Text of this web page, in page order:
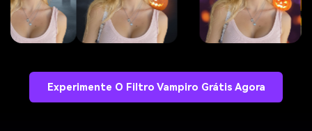
Experimente O Filtro Vampiro Grátis Agora